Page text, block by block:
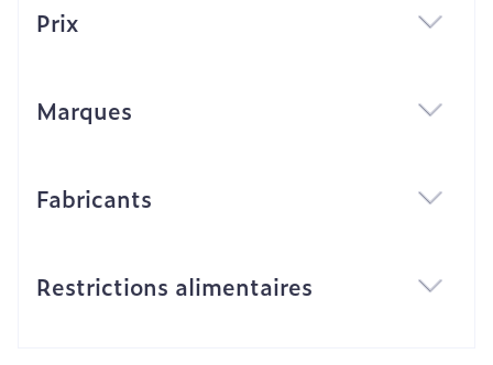
Prix
Marques
Fabricants
Restrictions alimentaires